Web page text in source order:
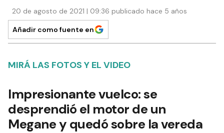
20 de agosto de 2021 | 09:36 publicado hace 5 años
Añadir como fuente en
MIRÁ LAS FOTOS Y EL VIDEO
Impresionante vuelco: se
desprendió el motor de un
Megane y quedó sobre la vereda